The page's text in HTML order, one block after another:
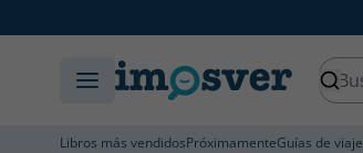
Libros más vendidosPróximamenteGuías de viaje